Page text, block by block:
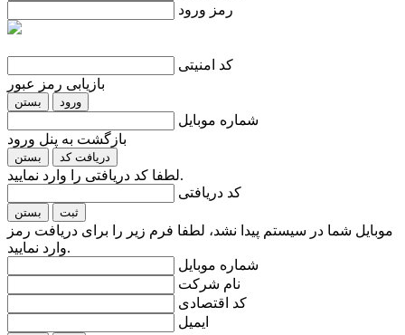
رمز ورود
کد امنیتی
بازیابی رمز عبور
بستن ورود
شماره موبایل
بازگشت به پنل ورود
بستن دریافت کد
لطفا کد دریافتی را وارد نمایید.
کد دریافتی
بستن ثبت
موبایل شما در سیستم پیدا نشد، لطفا فرم زیر را برای دریافت رمز
وارد نمایید.
شماره موبایل
نام شرکت
کد اقتصادی
ایمیل